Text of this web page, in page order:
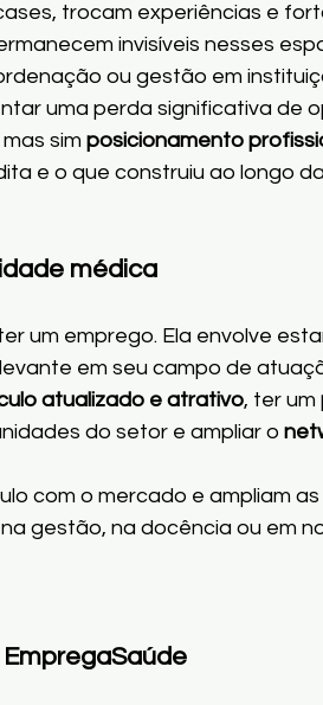
trocam experiências e
invisíveis nesses
ou gestão em
uma perda significativa de
sim posicionamento
e o que construiu ao longo
médica
um emprego. Ela envolve
em seu campo de
atualizado e atrativo, ter um
do setor e ampliar o
com o mercado e ampliam
gestão, na docência ou em